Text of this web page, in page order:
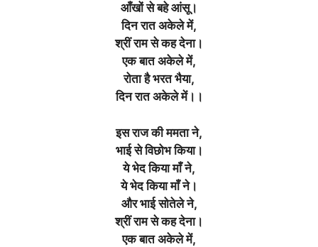
आँखों से बहे आंसू।
दिन रात अकेले में,
श्रीं राम से कह देना।
एक बात अकेले में,
रोता है भरत भैया,
दिन रात अकेले में।।
इस राज की ममता ने,
भाई से विछोभ किया।
ये भेद किया माँ ने,
ये भेद किया माँ ने।
और भाई सोतेले ने,
श्रीं राम से कह देना।
एक बात अकेले में,